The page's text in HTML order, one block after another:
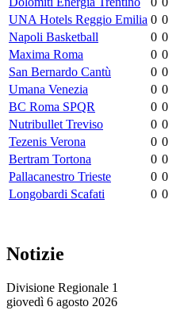
UNA Hotels Reggio Emilia 0 0
Napoli Basketball
0 0
Maxima Roma
0 0
San Bernardo Cantù
0 0
Umana Venezia
0 0
BC Roma SPQR
0 0
Nutribullet Treviso
0 0
Tezenis Verona
0 0
Bertram Tortona
0 0
Pallacanestro Trieste
0 0
Longobardi Scafati
0 0
Notizie
Divisione Regionale 1
giovedì 6 agosto 2026